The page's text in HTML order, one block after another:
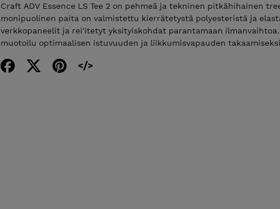
Craft ADV Essence LS Tee 2 on pehmeä ja tekninen pitkähihainen
monipuolinen paita on valmistettu kierrätetystä polyesteristä ja
verkkopaneelit ja rei'itetyt yksityiskohdat parantamaan ilmanvaihtoa.
muotoilu optimaalisen istuvuuden ja liikkumisvapauden